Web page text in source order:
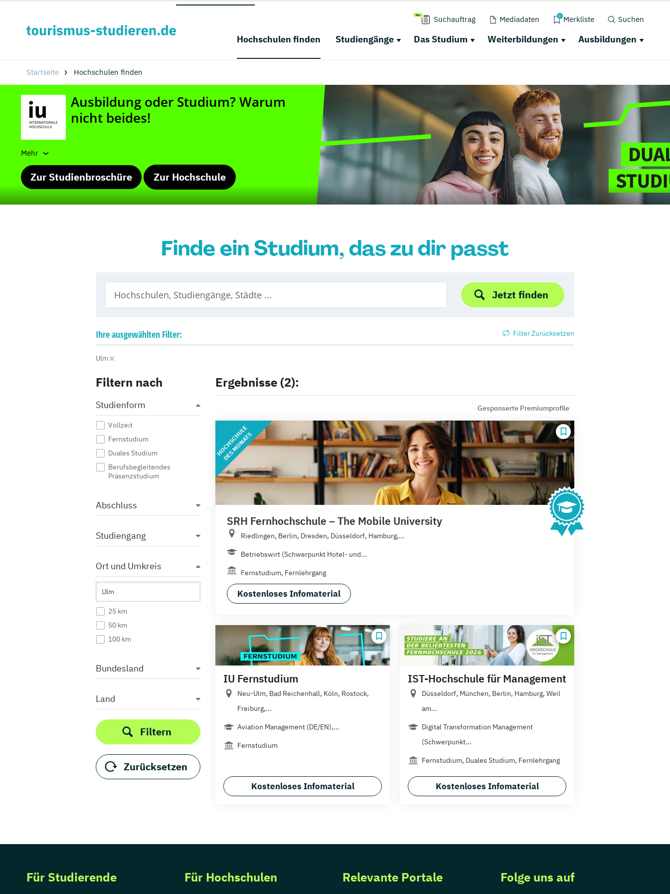
Suchauftrag Mediadaten 0 Merkliste Suchen
Hochschulen finden Studiengänge Das Studium Weiterbildungen Ausbildungen
Startseite Hochschulen finden
Mehr
Zur Studienbroschüre Zur Hochschule
Finde ein Studium, das zu dir passt
Jetzt finden
Ihreausgewählten Filter: Filter Zurücksetzen
Ulm
Filtern nach
Studienform
Vollzeit
Fernstudium
Duales Studium
Berufsbegleitendes
Präsenzstudium
Abschluss
Studiengang
Ort und Umkreis
25 km
50 km
100 km
Bundesland
Land
Filtern
Zurücksetzen
Ergebnisse (2):
Gesponserte Premiumprofile
HOCHSCHULE
DES MONATS
SRH Fernhochschule – The Mobile University
Riedlingen, Berlin, Dresden, Düsseldorf, Hamburg,...
Betriebswirt (Schwerpunkt Hotel- und...
Fernstudium, Fernlehrgang
Kostenloses Infomaterial
IU Fernstudium
Neu-Ulm, Bad Reichenhall, Köln, Rostock,
Freiburg,...
Aviation Management (DE/EN),...
Fernstudium
Kostenloses Infomaterial
IST-Hochschule für Management
Düsseldorf, München, Berlin, Hamburg, Weil
am...
Digital Transformation Management
(Schwerpunkt...
Fernstudium, Duales Studium, Fernlehrgang
Kostenloses Infomaterial
Für Studierende Für Hochschulen Relevante Portale Folge uns auf